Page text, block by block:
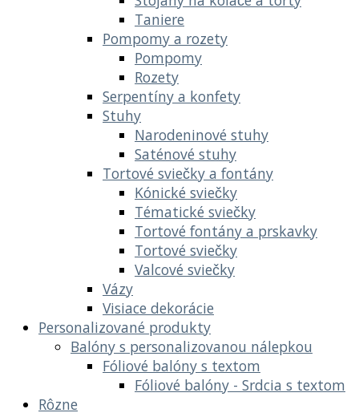
Taniere
Pompomy a rozety
Pompomy
Rozety
Serpentíny a konfety
Stuhy
Narodeninové stuhy
Saténové stuhy
Tortové sviečky a fontány
Kónické sviečky
Tématické sviečky
Tortové fontány a prskavky
Tortové sviečky
Valcové sviečky
Vázy
Visiace dekorácie
Personalizované produkty
Balóny s personalizovanou nálepkou
Fóliové balóny s textom
Fóliové balóny - Srdcia s textom
Rôzne